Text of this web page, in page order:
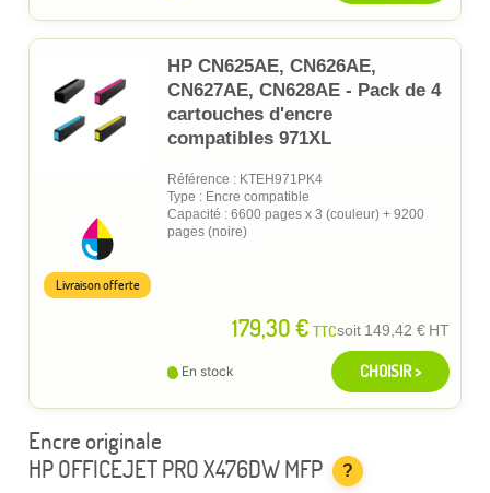
HP CN625AE, CN626AE,
CN627AE, CN628AE - Pack de 4
cartouches d'encre
compatibles 971XL
Référence : KTEH971PK4
Type : Encre compatible
Capacité : 6600 pages x 3 (couleur) + 9200
pages (noire)
179,30 € TTCsoit 149,42 € HT
Livraison offerte
En stock CHOISIR >
Encre originale
HP OFFICEJET PRO X476DW MFP
?